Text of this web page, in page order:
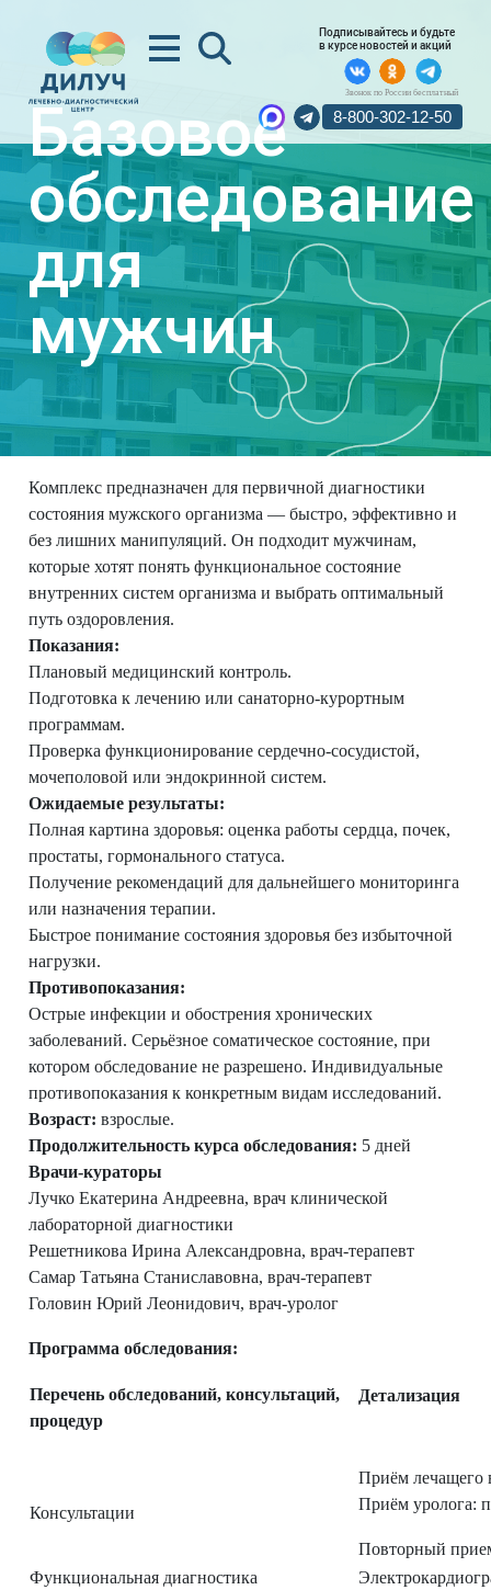
Подписывайтесь и будьте
в курсе новостей и акций
Звонок по России бесплатный
8-800-302-12-50
Базовое
обследование
для
мужчин
Комплекс предназначен для первичной диагностики
состояния мужского организма — быстро, эффективно и
без лишних манипуляций. Он подходит мужчинам,
которые хотят понять функциональное состояние
внутренних систем организма и выбрать оптимальный
путь оздоровления.
Показания:
Плановый медицинский контроль.
Подготовка к лечению или санаторно-курортным
программам.
Проверка функционирование сердечно-сосудистой,
мочеполовой или эндокринной систем.
Ожидаемые результаты:
Полная картина здоровья: оценка работы сердца, почек,
простаты, гормонального статуса.
Получение рекомендаций для дальнейшего мониторинга
или назначения терапии.
Быстрое понимание состояния здоровья без избыточной
нагрузки.
Противопоказания:
Острые инфекции и обострения хронических
заболеваний. Серьёзное соматическое состояние, при
котором обследование не разрешено. Индивидуальные
противопоказания к конкретным видам исследований.
Возраст: взрослые.
Продолжительность курса обследования: 5 дней
Врачи-кураторы
Лучко Екатерина Андреевна, врач клинической
лабораторной диагностики
Решетникова Ирина Александровна, врач-терапевт
Самар Татьяна Станиславовна, врач-терапевт
Головин Юрий Леонидович, врач-уролог
Программа обследования:
Перечень обследований, консультаций,
процедур
Детализация
Консультации
Приём лечащего
Приём уролога:
Повторный
Функциональная диагностика